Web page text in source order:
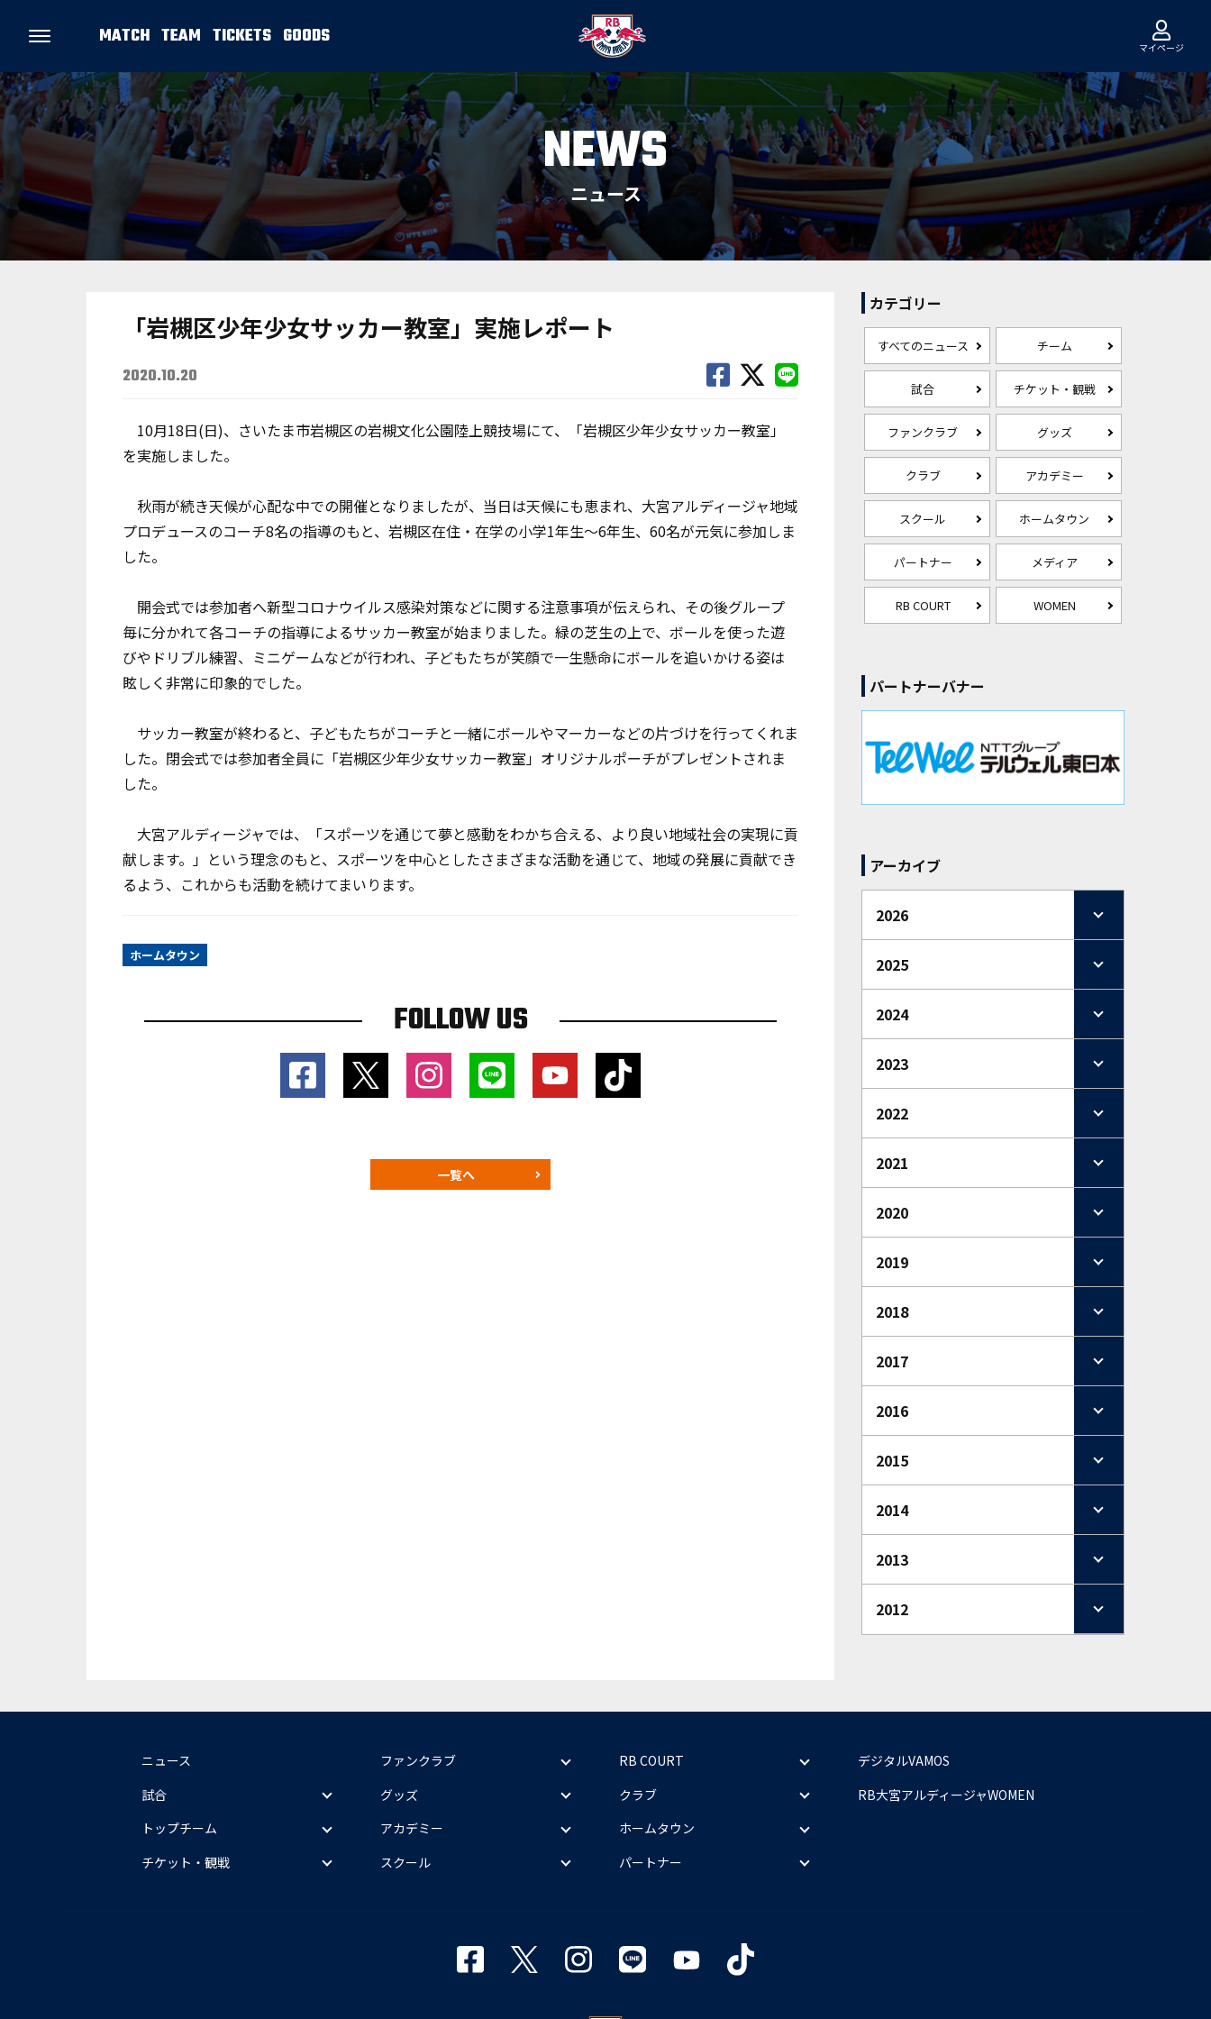
MATCH TEAM TICKETS GOODS マイページ
NEWS
ニュース
「岩槻区少年少女サッカー教室」実施レポート
2020.10.20
10月18日(日)、さいたま市岩槻区の岩槻文化公園陸上競技場にて、「岩槻区少年少女サッカー教室」
を実施しました。
秋雨が続き天候が心配な中での開催となりましたが、当日は天候にも恵まれ、大宮アルディージャ地域
プロデュースのコーチ8名の指導のもと、岩槻区在住・在学の小学1年生～6年生、60名が元気に参加しま
した。
開会式では参加者へ新型コロナウイルス感染対策などに関する注意事項が伝えられ、その後グループ
毎に分かれて各コーチの指導によるサッカー教室が始まりました。緑の芝生の上で、ボールを使った遊
びやドリブル練習、ミニゲームなどが行われ、子どもたちが笑顔で一生懸命にボールを追いかける姿は
眩しく非常に印象的でした。
サッカー教室が終わると、子どもたちがコーチと一緒にボールやマーカーなどの片づけを行ってくれま
した。閉会式では参加者全員に「岩槻区少年少女サッカー教室」オリジナルポーチがプレゼントされま
した。
大宮アルディージャでは、「スポーツを通じて夢と感動をわかち合える、より良い地域社会の実現に貢
献します。」という理念のもと、スポーツを中心としたさまざまな活動を通じて、地域の発展に貢献でき
るよう、これからも活動を続けてまいります。
ホームタウン
FOLLOW US
一覧へ
カテゴリー
すべてのニュース チーム
試合 チケット・観戦
ファンクラブ グッズ
クラブ アカデミー
スクール ホームタウン
パートナー メディア
RB COURT WOMEN
パートナーバナー
アーカイブ
2026
2025
2024
2023
2022
2021
2020
2019
2018
2017
2016
2015
2014
2013
2012
ニュース
試合
トップチーム
チケット・観戦
ファンクラブ
グッズ
アカデミー
スクール
RB COURT
クラブ
ホームタウン
パートナー
デジタルVAMOS
RB大宮アルディージャWOMEN